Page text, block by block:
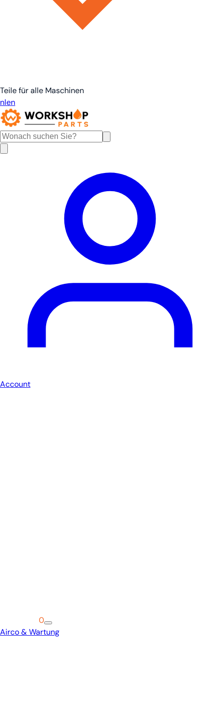
Teile für alle Maschinen
nlen
Account
0
Airco & Wartung